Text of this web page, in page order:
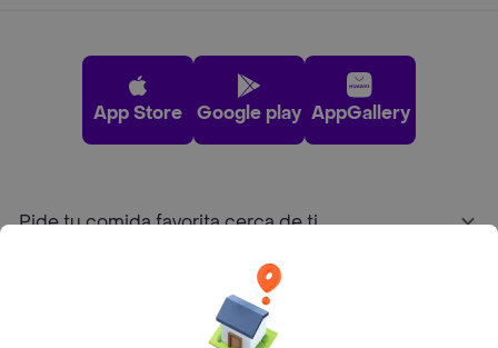
App Store Google play AppGallery
Pide tu comida favorita cerca de ti